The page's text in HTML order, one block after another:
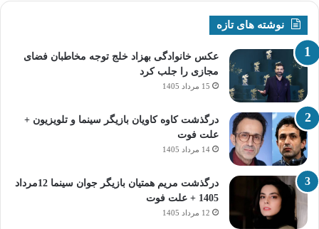
نوشته های تازه
عکس خانوادگی بهزاد خلج توجه مخاطبان فضای
مجازی را جلب کرد
15 مرداد 1405
درگذشت کاوه کاویان بازیگر سینما و تلویزیون +
علت فوت
14 مرداد 1405
درگذشت مریم همتیان بازیگر جوان سینما 12مرداد
1405 + علت فوت
12 مرداد 1405